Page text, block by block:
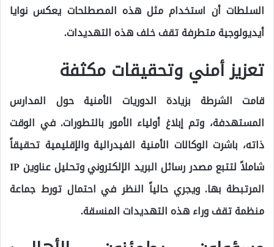
السلطات أن استخدام مثل هذه المصطلحات يعكس نوايا
أيديولوجية متطرفة تقف خلف هذه التهديدات.
تعزيز أمني وتحقيقات مكثفة
قامت الشرطة بزيادة الدوريات الأمنية حول المدارس
المستهدفة، وتم إبلاغ أولياء الأمور بالتطورات. في الوقت
ذاته، باشرت الوكالات الأمنية الفيدرالية والإقليمية تحقيقاً
شاملاً لتتبع مصدر رسائل البريد الإلكتروني وتحليل عناوين IP
المرتبطة بها. ويجري حالياً النظر في احتمال تورط جماعة
منظمة تقف وراء هذه التهديدات المنسقة.